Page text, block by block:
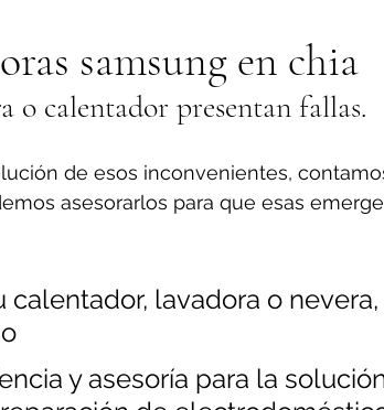
samsung en chia
o calentador presentan fallas.
de esos inconvenientes,
asesorarlos para que esas
calentador, lavadora o
y asesoría para la